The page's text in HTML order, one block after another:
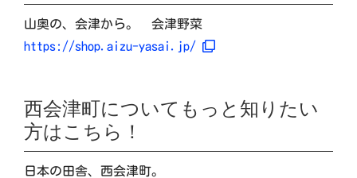
山奥の、会津から。 会津野菜
https://shop.aizu-yasai.jp/
西会津町についてもっと知りたい
方はこちら！
日本の田舎、西会津町。